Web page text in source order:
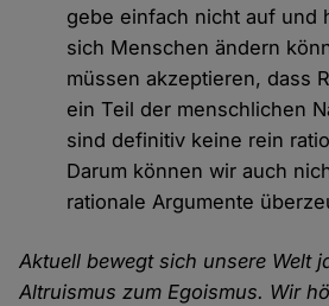
gebe einfach nicht auf und
sich Menschen ändern
müssen akzeptieren, dass
ein Teil der menschlichen
sind definitiv keine rein
Darum können wir auch
rationale Argumente
Aktuell bewegt sich unsere Welt
Altruismus zum Egoismus. Wir